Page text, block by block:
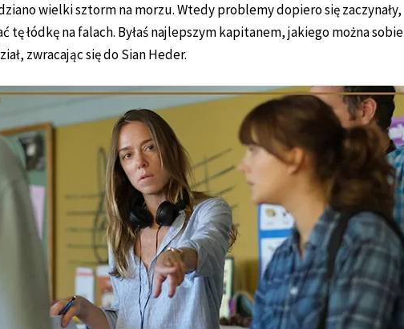
wielki sztorm na morzu. Wtedy problemy dopiero się zaczynały,
tę łódkę na falach. Byłaś najlepszym kapitanem, jakiego można sobie
zwracając się do Sian Heder.